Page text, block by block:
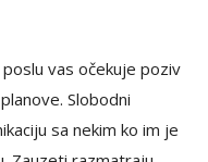
vas očekuje poziv
Slobodni
sa nekim ko im je